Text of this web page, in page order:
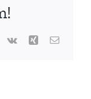
Vk Xing Email